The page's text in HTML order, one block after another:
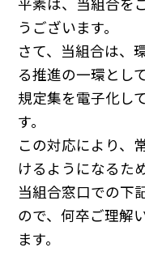
うございます。
さて、当組合は、
る推進の一環とし
規定集を電子化し
す。
この対応により、
けるようになるた
当組合窓口での下
ので、何卒ご理解
ます。